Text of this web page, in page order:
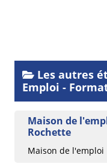
Les autres
Emploi -
Maison de
Rochette
Maison de l'emploi